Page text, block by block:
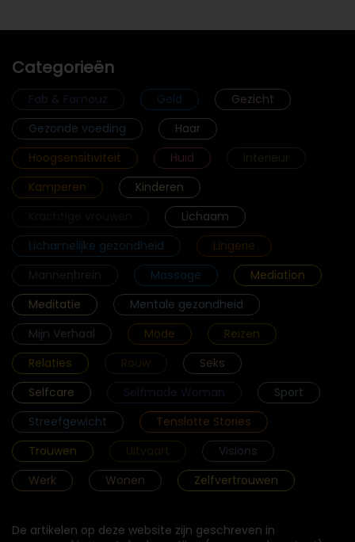
Categorieën
Fab & Famouz Geld
Gezicht
Gezonde voeding
Haar
Hoogsensitiviteit
Huid
Interieur
Kamperen
Kinderen
Lichaam
Lichamelijke gezondheid
Lingerie
Mannenbrein
Massage
Mediation
Meditatie
Mentale gezondheid
Mijn Verhaal
Mode
Reizen
Relaties
Rouw
Seks
Selfcare
Selfmade Woman
Sport
Streefgewicht
Tenslotte Stories
Trouwen
Uitvaart
Visions
Werk
Wonen Zelfvertrouwen
De artikelen op deze website zijn geschreven in